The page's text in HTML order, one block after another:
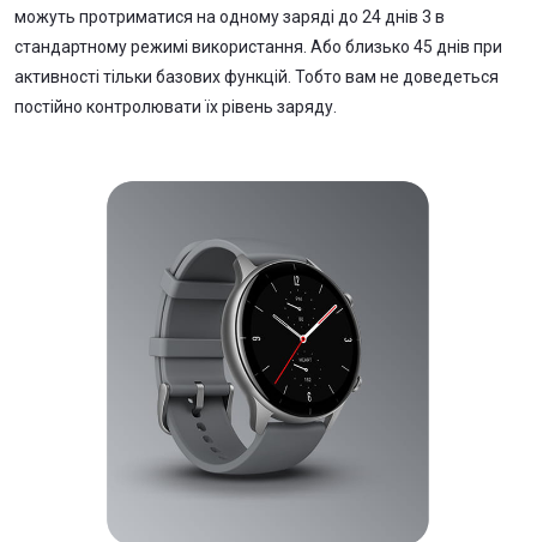
можуть протриматися на одному заряді до 24 днів 3 в
стандартному режимі використання. Або близько 45 днів при
активності тільки базових функцій. Тобто вам не доведеться
постійно контролювати їх рівень заряду.